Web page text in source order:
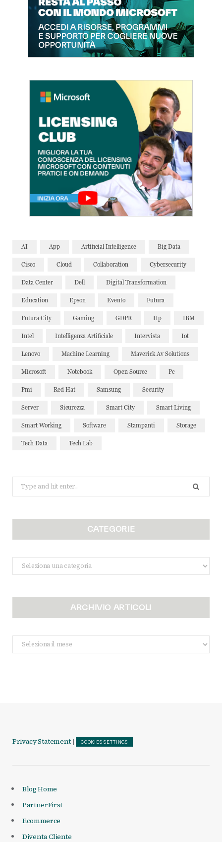
AI App Artificial Intelligence Big Data
Cisco Cloud Collaboration Cybersecurity
Data Center Dell Digital Transformation
Education Epson Evento Futura
Futura City Gaming GDPR Hp IBM
Intel Intelligenza Artificiale Intervista Iot
Lenovo Machine Learning Maverick Av Solutions
Microsoft Notebook Open Source Pc
Pmi Red Hat Samsung Security
Server Sicurezza Smart City Smart Living
Smart Working Software Stampanti Storage
Tech Data Tech Lab
Search
for:
CATEGORIE
Categorie
ARCHIVIO ARTICOLI
Archivio
Articoli
Privacy Statement | COOKIES SETTINGS
Blog Home
PartnerFirst
Ecommerce
Diventa Cliente